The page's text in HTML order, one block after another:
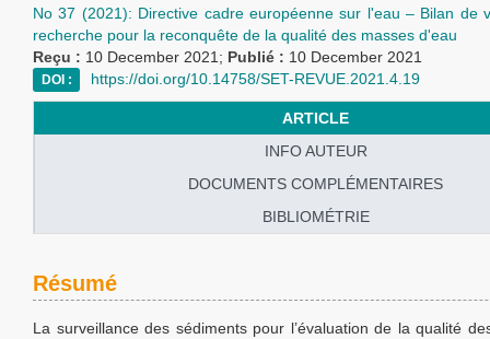
No 37 (2021): Directive cadre européenne sur l'eau – Bilan de
recherche pour la reconquête de la qualité des masses d'eau
Reçu : 10 December 2021; Publié : 10 December 2021
DOI : https://doi.org/10.14758/SET-REVUE.2021.4.19
ARTICLE
INFO AUTEUR
DOCUMENTS COMPLÉMENTAIRES
BIBLIOMÉTRIE
Résumé
La surveillance des sédiments pour l’évaluation de la qualité